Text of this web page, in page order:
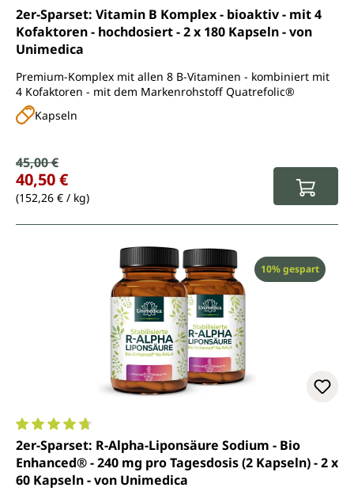
Durchschnittliche Bewertung von 4.7 von 5 Sternen
2er-Sparset: Vitamin B Komplex - bioaktiv - mit 4
Kofaktoren - hochdosiert - 2 x 180 Kapseln - von
Unimedica
Premium-Komplex mit allen 8 B-Vitaminen - kombiniert mit
4 Kofaktoren - mit dem Markenrohstoff Quatrefolic®
Kapseln
Verkaufspreis:
Regulärer Preis:
45,00 €
40,50 €
(152,26 € / kg)
Rabatt
10% gespart
Durchschnittliche Bewertung von 4.8 von 5 Sternen
2er-Sparset: R-Alpha-Liponsäure Sodium - Bio
Enhanced® - 240 mg pro Tagesdosis (2 Kapseln) - 2 x
60 Kapseln - von Unimedica